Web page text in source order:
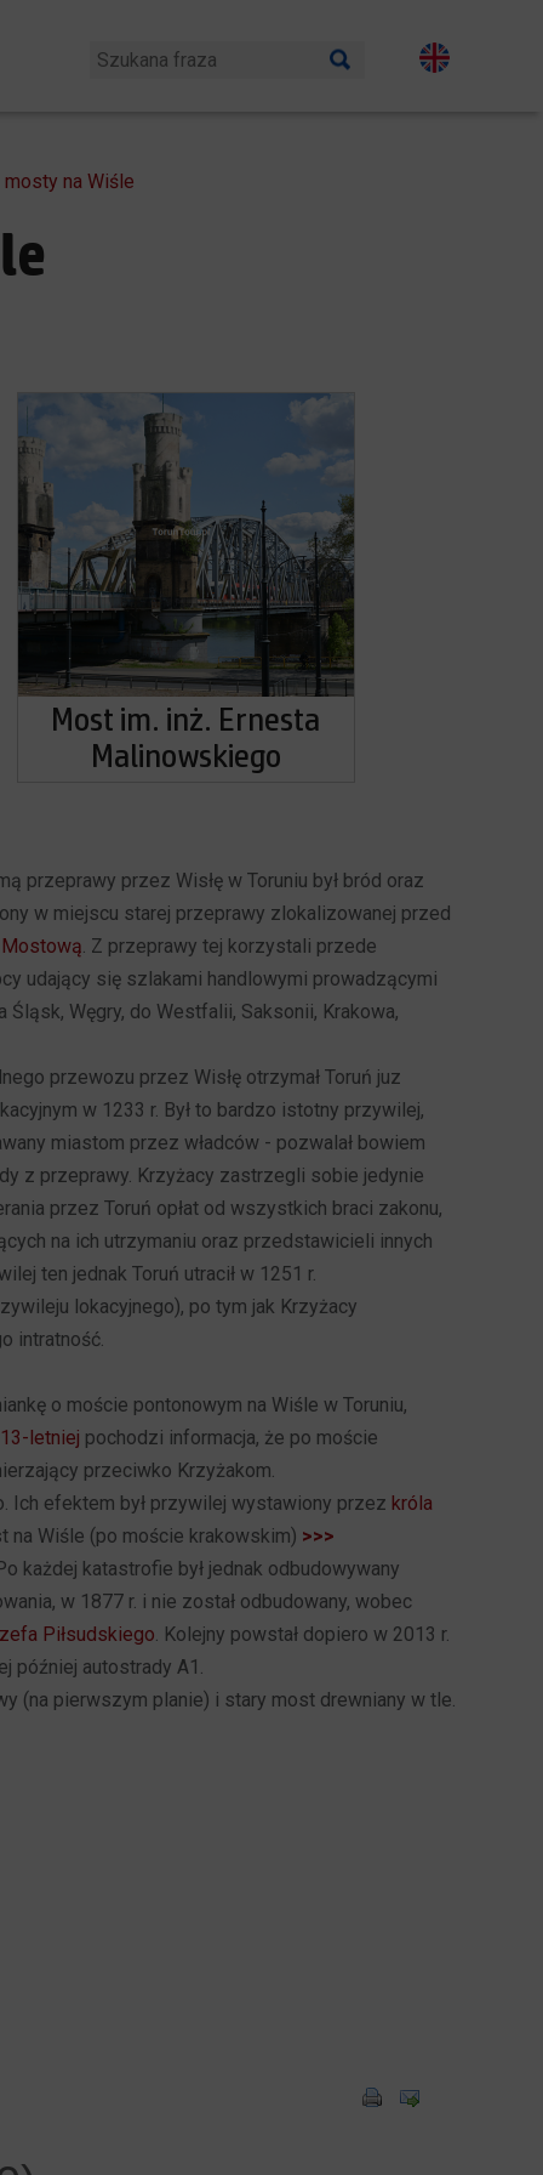
na Wiśle
Most im. inż. Ernesta
Malinowskiego
przeprawy przez Wisłę w Toruniu był bród oraz
w miejscu starej przeprawy zlokalizowanej przed
. Z przeprawy tej korzystali przede
udający się szlakami handlowymi prowadzącymi
Śląsk, Węgry, do Westfalii, Saksonii, Krakowa,
przewozu przez Wisłę otrzymał Toruń juz
w 1233 r. Był to bardzo istotny przywilej,
miastom przez władców - pozwalał bowiem
z przeprawy. Krzyżacy zastrzegli sobie jedynie
przez Toruń opłat od wszystkich braci zakonu,
na ich utrzymaniu oraz przedstawicieli innych
ten jednak Toruń utracił w 1251 r.
lokacyjnego), po tym jak Krzyżacy
intratność.
o moście pontonowym na Wiśle w Toruniu,
letniej pochodzi informacja, że po moście
przeciwko Krzyżakom.
Ich efektem był przywilej wystawiony przez króla
na Wiśle (po moście krakowskim) >>>
każdej katastrofie był jednak odbudowywany
w 1877 r. i nie został odbudowany, wobec
Piłsudskiego. Kolejny powstał dopiero w 2013 r.
później autostrady A1.
(na pierwszym planie) i stary most drewniany w tle.